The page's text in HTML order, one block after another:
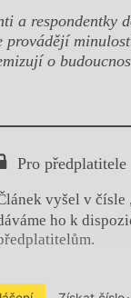
a respondentky
provádějí
o
Pro předplatitele
vyšel v čísle
ho k